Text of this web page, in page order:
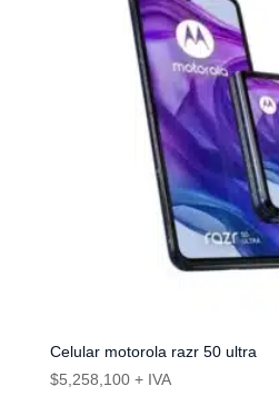
Celular motorola razr 50 ultra
$5,258,100 + IVA